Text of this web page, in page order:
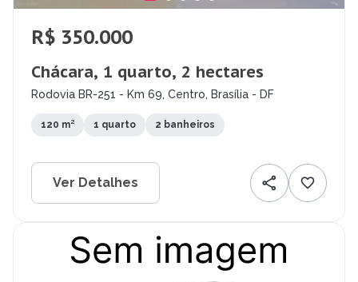
R$ 350.000
Chácara, 1 quarto, 2 hectares
Rodovia BR-251 - Km 69, Centro, Brasília - DF
120 m² 1 quarto 2 banheiros
Ver Detalhes